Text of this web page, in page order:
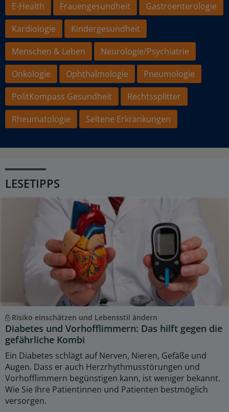
E-Health
Frauengesundheit
Gastroenterologie
Kardiologie
Kindergesundheit
Menschen & Leben
Neurologie/Psychiatrie
Onkologie
Ophthalmologie
Pneumologie
PolitKompass Gesundheit
Rechtssplitter
Rheumatologie
Seltene Erkrankungen
LESETIPPS
Risiko einschätzen und Lebensstil ändern
Diabetes und Vorhofflimmern: Das hilft gegen die
gefährliche Kombi
Ein Diabetes schlägt auf Nerven, Nieren, Gefäße und
Augen. Dass er auch Herzrhythmusstörungen und
Vorhofflimmern begünstigen kann, ist weniger bekannt.
Wie Sie Ihre Patientinnen und Patienten bestmöglich
versorgen.